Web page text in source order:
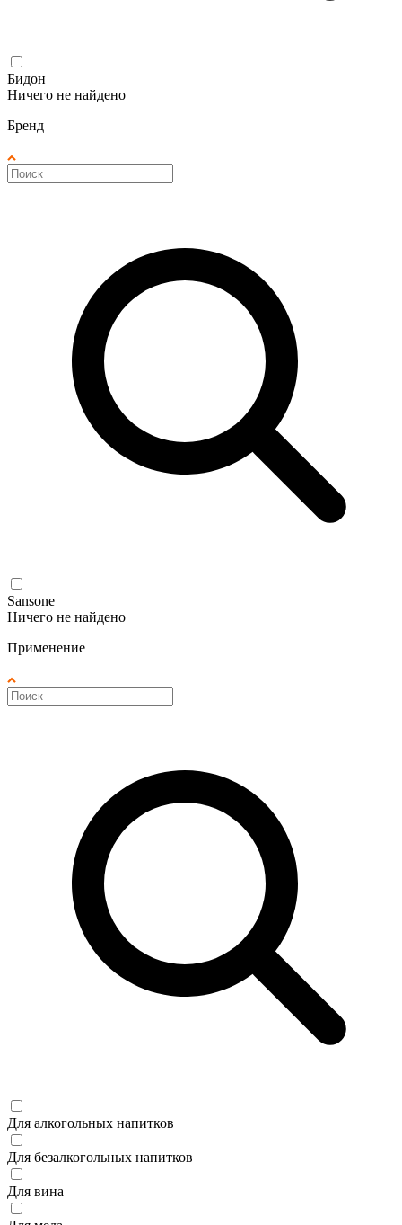
Бидон
Ничего не найдено
Бренд
Sansone
Ничего не найдено
Применение
Для алкогольных напитков
Для безалкогольных напитков
Для вина